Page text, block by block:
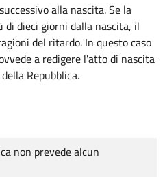
alla nascita. Se la
di dieci giorni dalla nascita, il
del ritardo. In questo caso
a redigere l'atto di nascita
Repubblica.
non prevede alcun